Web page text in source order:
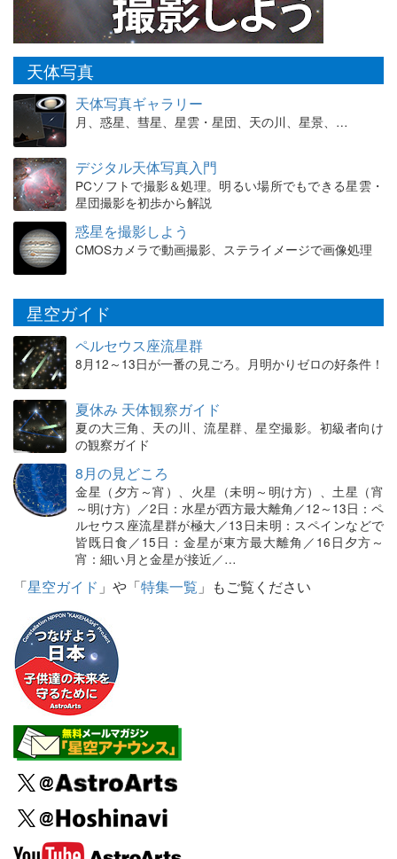
天体写真
天体写真ギャラリー
月、惑星、彗星、星雲・星団、天の川、星景、…
デジタル天体写真入門
PCソフトで撮影＆処理。明るい場所でもできる星雲・
星団撮影を初歩から解説
惑星を撮影しよう
CMOSカメラで動画撮影、ステライメージで画像処理
星空ガイド
ペルセウス座流星群
8月12～13日が一番の見ごろ。月明かりゼロの好条件！
夏休み 天体観察ガイド
夏の大三角、天の川、流星群、星空撮影。初級者向け
の観察ガイド
8月の見どころ
金星（夕方～宵）、火星（未明～明け方）、土星（宵
～明け方）／2日：水星が西方最大離角／12～13日：ペ
ルセウス座流星群が極大／13日未明：スペインなどで
皆既日食／15日：金星が東方最大離角／16日夕方～
宵：細い月と金星が接近／…
「星空ガイド 」や「特集一覧 」もご覧ください